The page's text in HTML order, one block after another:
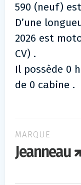
590 (neuf)
D’une
2026 est
CV) .
Il possède 0
de 0 cabine .
MARQUE
Jeanneau